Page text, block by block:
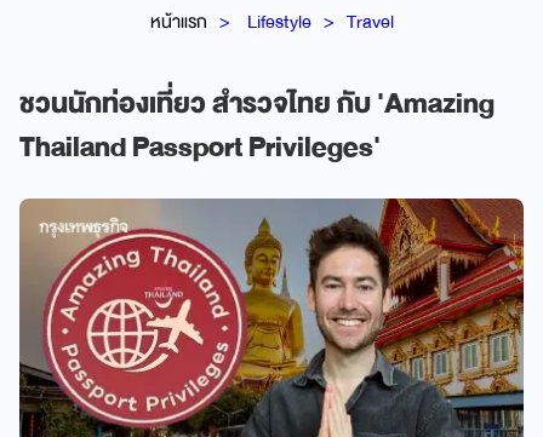
หน้าแรก Lifestyle Travel
ชวนนักท่องเที่ยว สำรวจไทย กับ 'Amazing
Thailand Passport Privileges'